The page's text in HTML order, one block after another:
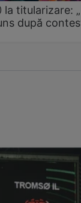
titularizare:
după